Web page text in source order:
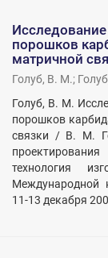
порошков
матричной
Голуб, В. М.;
Голуб, В. М.
порошков
связки / В. М.
технология
Международной
11-13 декабря